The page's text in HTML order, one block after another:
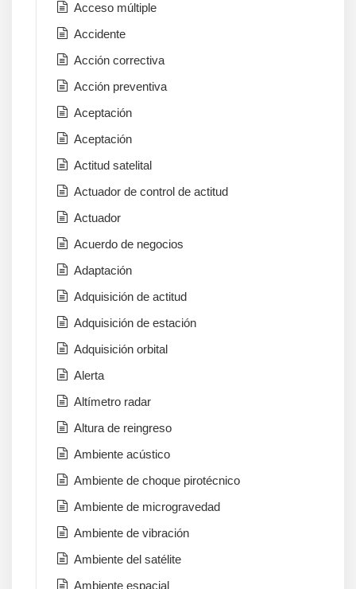
Acceso múltiple
Accidente
Acción correctiva
Acción preventiva
Aceptación
Aceptación
Actitud satelital
Actuador de control de actitud
Actuador
Acuerdo de negocios
Adaptación
Adquisición de actitud
Adquisición de estación
Adquisición orbital
Alerta
Altímetro radar
Altura de reingreso
Ambiente acústico
Ambiente de choque pirotécnico
Ambiente de microgravedad
Ambiente de vibración
Ambiente del satélite
Ambiente espacial